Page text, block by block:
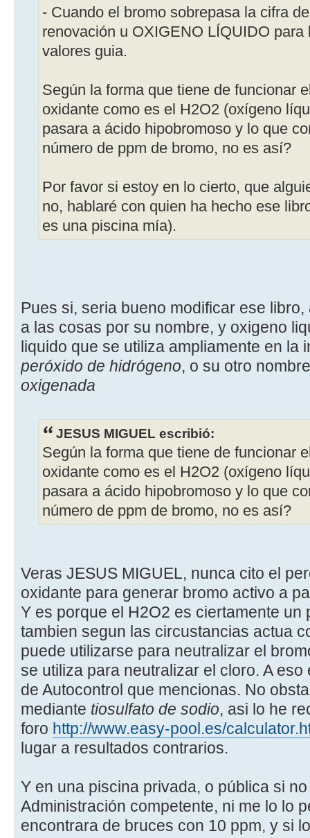
- Cuando el bromo sobrepasa la cifra
renovación u OXIGENO LÍQUIDO
valores guia.
Según la forma que tiene de funcionar
oxidante como es el H2O2 (oxígeno
pasara a ácido hipobromoso y lo que
número de ppm de bromo, no es así?
Por favor si estoy en lo cierto, que
no, hablaré con quien ha hecho ese
es una piscina mía).
Pues si, seria bueno modificar ese
a las cosas por su nombre, y oxigeno
liquido que se utiliza ampliamente en la
peróxido de hidrógeno, o su otro
oxigenada
JESUS MIGUEL escribió:
Según la forma que tiene de funcionar
oxidante como es el H2O2 (oxígeno
pasara a ácido hipobromoso y lo que
número de ppm de bromo, no es así?
Veras JESUS MIGUEL, nunca cito el
oxidante para generar bromo activo a
Y es porque el H2O2 es ciertamente un
tambien segun las circustancias actua
puede utilizarse para neutralizar el
se utiliza para neutralizar el cloro. A
de Autocontrol que mencionas. No
mediante tiosulfato de sodio, asi lo he
foro http://www.easy-pool.es/
lugar a resultados contrarios.
Y en una piscina privada, o pública si
Administración competente, ni me lo lo
encontrara de bruces con 10 ppm, y si